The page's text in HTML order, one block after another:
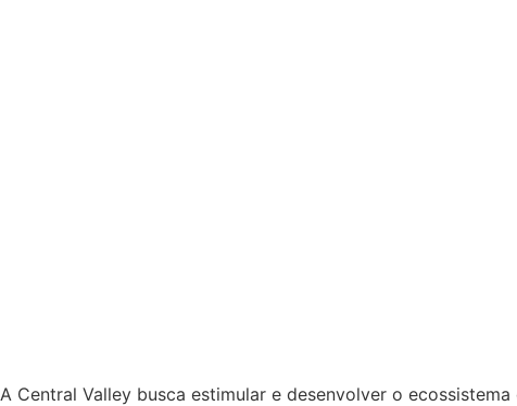
A Central Valley busca estimular e desenvolver o